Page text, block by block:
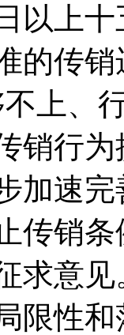
以上
的传
上、
销行
速完
传销
求意
限性